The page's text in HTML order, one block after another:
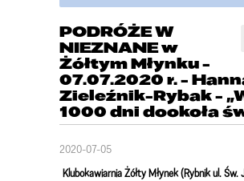
PODRÓŻE W
NIEZNANE w
Żółtym Młynku -
07.07.2020 r. -
Zieleźnik-Rybak -
1000 dni dookoła
2020-07-05
Klubokawiarnia Żółty Młynek (Rybnik ul.